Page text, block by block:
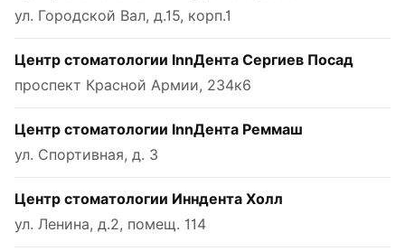
ул. Городской Вал, д.15, корп.1
Центр стоматологии InnДента Сергиев Посад
проспект Красной Армии, 234к6
Центр стоматологии InnДента Реммаш
ул. Спортивная, д. 3
Центр стоматологии Инндента Холл
ул. Ленина, д.2, помещ. 114